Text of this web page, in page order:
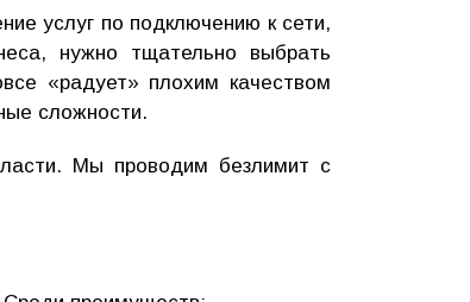
услуг по подключению к сети,
нужно тщательно выбрать
«радует» плохим качеством
сложности.
Мы проводим безлимит с